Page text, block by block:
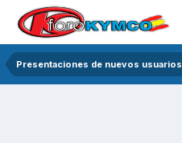
Presentaciones de nuevos usuarios